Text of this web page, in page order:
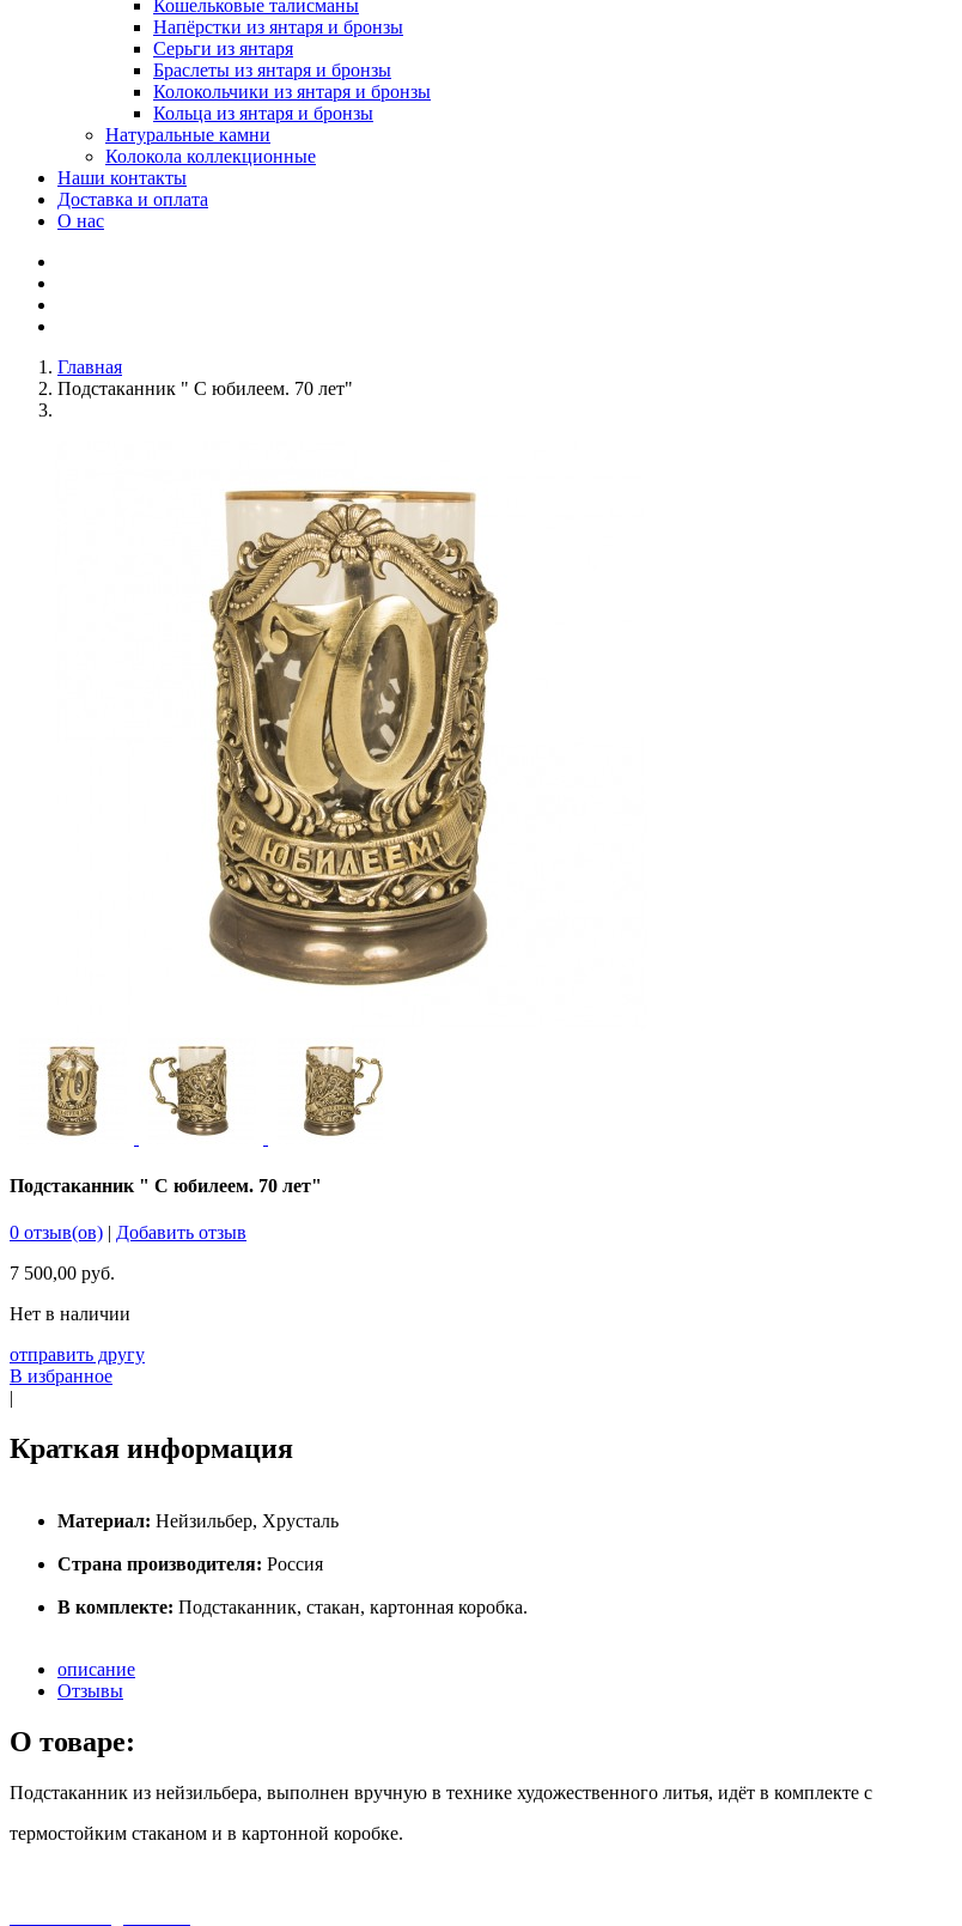
Кошельковые талисманы
Напёрстки из янтаря и бронзы
Серьги из янтаря
Браслеты из янтаря и бронзы
Колокольчики из янтаря и бронзы
Кольца из янтаря и бронзы
Натуральные камни
Колокола коллекционные
Наши контакты
Доставка и оплата
О нас
Главная
Подстаканник " С юбилеем. 70 лет"
Подстаканник " С юбилеем. 70 лет"
0 отзыв(ов) | Добавить отзыв
7 500,00 руб.
Нет в наличии
отправить другу
В избранное
|
Краткая информация
Материал: Нейзильбер, Хрусталь
Страна производителя: Россия
В комплекте: Подстаканник, стакан, картонная коробка.
описание
Отзывы
О товаре:
Подстаканник из нейзильбера, выполнен вручную в технике художественного литья, идёт в комплекте с
термостойким стаканом и в картонной коробке.